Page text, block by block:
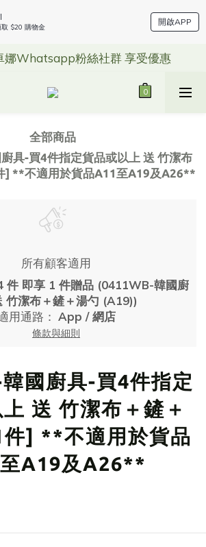
$20 購物金
開啟APP
娜Whatsapp粉絲社群 享受優惠
全部商品
具-買4件指定貨品或以上 送 竹潔布
] **不適用於貨品A11至A19及A26**
所有顧客適用
件 即享 1 件贈品 (0411WB-韓國廚
竹潔布＋鏟＋湯勺 (A19))
用通路： App / 網店
條款與細則
國廚具-買4件指定
送 竹潔布＋鏟＋
] **不適用於貨品
A19及A26**